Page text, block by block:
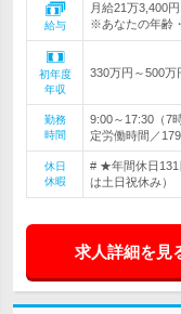
給与
月給21万3,400
※あなたの年齢
初年度
年収
330万円～500万
勤務
時間
9:00～17:30（7
定労働時間／
休日
休暇
# ★年間休日131
は土日祝休み
求人詳細を見